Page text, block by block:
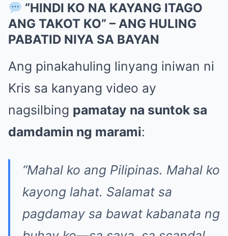
“HINDI KO NA KAYANG ITAGO
ANG TAKOT KO” – ANG HULING
PABATID NIYA SA BAYAN
Ang pinakahuling linyang iniwan ni
Kris sa kanyang video ay
nagsilbing pamatay na suntok sa
damdamin ng marami:
“Mahal ko ang Pilipinas. Mahal ko
kayong lahat. Salamat sa
pagdamay sa bawat kabanata ng